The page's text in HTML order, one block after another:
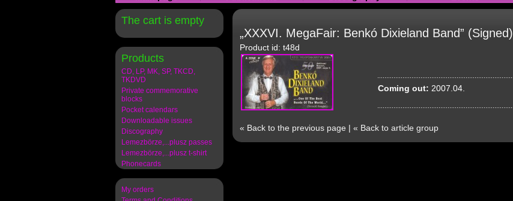
The cart is empty
Products
CD, LP, MK, SP, TKCD,
TKDVD
Private commemorative
blocks
Pocket calendars
Downloadable issues
Discography
Lemezbörze,...plusz passes
Lemezbörze,...plusz t-shirt
Phonecards
My orders
„XXXVI. MegaFair: Benkó Dixieland Band” (Signed)
Product id: t48d
Coming out: 2007.04.
« Back to the previous page | « Back to article group